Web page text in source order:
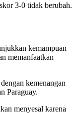
3-0 tidak berubah.
kemampuan
memanfaatkan
kemenangan
Paraguay.
menyesal karena